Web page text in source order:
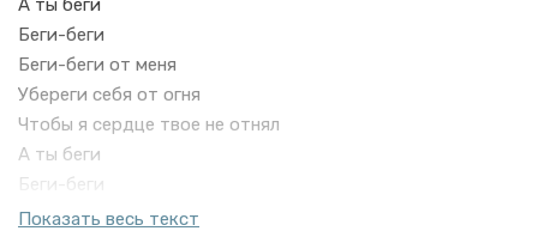
А ты беги
Беги-беги
Беги-беги от меня
Убереги себя от огня
Чтобы я сердце твое не отнял
А ты беги
Беги-беги
Беги-беги
Показать весь текст